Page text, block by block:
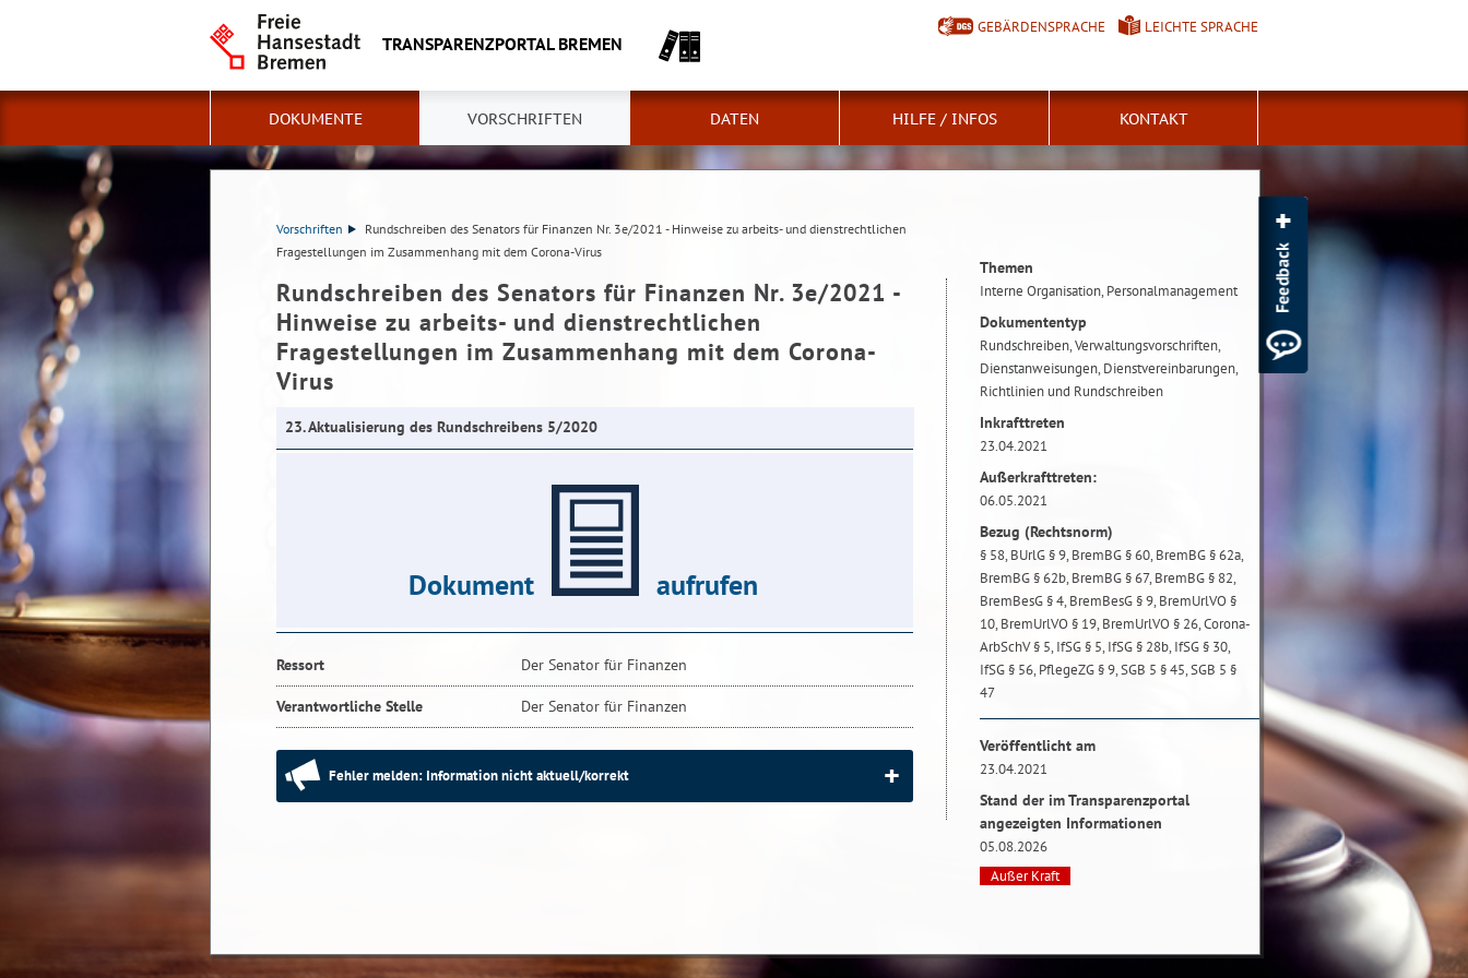
TRANSPARENZPORTAL BREMEN
GEBÄRDENSPRACHE LEICHTE SPRACHE
DOKUMENTE VORSCHRIFTEN DATEN HILFE / INFOS KONTAKT
Vorschriften
Rundschreiben des Senators für Finanzen Nr. 3e/2021 - Hinweise zu arbeits- und dienstrechtlichen
Fragestellungen im Zusammenhang mit dem Corona-Virus
Rundschreiben des Senators für Finanzen Nr. 3e/2021 -
Hinweise zu arbeits- und dienstrechtlichen
Fragestellungen im Zusammenhang mit dem Corona-
Virus
23. Aktualisierung des Rundschreibens 5/2020
Dokument aufrufen
Ressort Der Senator für Finanzen
Verantwortliche Stelle Der Senator für Finanzen
Fehler melden: Information nicht aktuell/korrekt
Themen
Interne Organisation, Personalmanagement
Dokumententyp
Rundschreiben, Verwaltungsvorschriften,
Dienstanweisungen, Dienstvereinbarungen,
Richtlinien und Rundschreiben
Inkrafttreten
23.04.2021
Außerkrafttreten:
06.05.2021
Bezug (Rechtsnorm)
§ 58, BUrlG § 9, BremBG § 60, BremBG § 62a,
BremBG § 62b, BremBG § 67, BremBG § 82,
BremBesG § 4, BremBesG § 9, BremUrlVO §
10, BremUrlVO § 19, BremUrlVO § 26, Corona-
ArbSchV § 5, IfSG § 5, IfSG § 28b, IfSG § 30,
IfSG § 56, PflegeZG § 9, SGB 5 § 45, SGB 5 §
47
Veröffentlicht am
23.04.2021
Stand der im Transparenzportal
angezeigten Informationen
05.08.2026
Außer Kraft